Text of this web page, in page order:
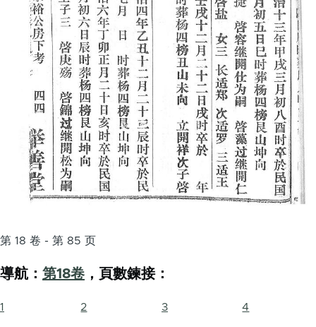
第 18 卷 - 第 85 页
導航： 第18卷 ，頁數鍊接：
1 2 3 4